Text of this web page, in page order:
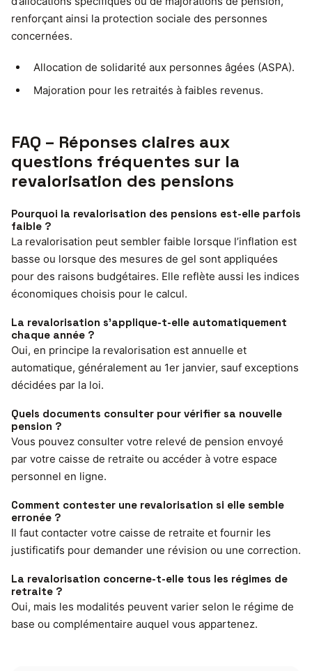
renforçant ainsi la protection sociale des personnes
concernées.
Allocation de solidarité aux personnes âgées (ASPA).
Majoration pour les retraités à faibles revenus.
FAQ – Réponses claires aux
questions fréquentes sur la
revalorisation des pensions
Pourquoi la revalorisation des pensions est-elle parfois
faible ?
La revalorisation peut sembler faible lorsque l’inflation est
basse ou lorsque des mesures de gel sont appliquées
pour des raisons budgétaires. Elle reflète aussi les indices
économiques choisis pour le calcul.
La revalorisation s’applique-t-elle automatiquement
chaque année ?
Oui, en principe la revalorisation est annuelle et
automatique, généralement au 1er janvier, sauf exceptions
décidées par la loi.
Quels documents consulter pour vérifier sa nouvelle
pension ?
Vous pouvez consulter votre relevé de pension envoyé
par votre caisse de retraite ou accéder à votre espace
personnel en ligne.
Comment contester une revalorisation si elle semble
erronée ?
Il faut contacter votre caisse de retraite et fournir les
justificatifs pour demander une révision ou une correction.
La revalorisation concerne-t-elle tous les régimes de
retraite ?
Oui, mais les modalités peuvent varier selon le régime de
base ou complémentaire auquel vous appartenez.